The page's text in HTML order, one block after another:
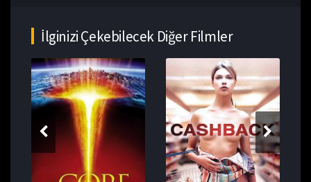
İlginizi Çekebilecek Diğer Filmler